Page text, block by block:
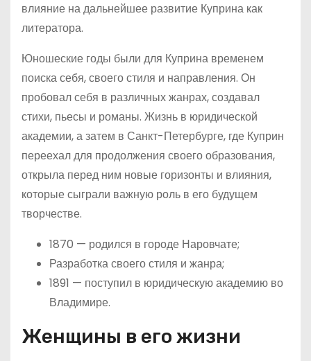
влияние на дальнейшее развитие Куприна как
литератора.
Юношеские годы были для Куприна временем
поиска себя, своего стиля и направления. Он
пробовал себя в различных жанрах, создавал
стихи, пьесы и романы. Жизнь в юридической
академии, а затем в Санкт-Петербурге, где Куприн
переехал для продолжения своего образования,
открыла перед ним новые горизонты и влияния,
которые сыграли важную роль в его будущем
творчестве.
1870 — родился в городе Наровчате;
Разработка своего стиля и жанра;
1891 — поступил в юридическую академию во
Владимире.
Женщины в его жизни